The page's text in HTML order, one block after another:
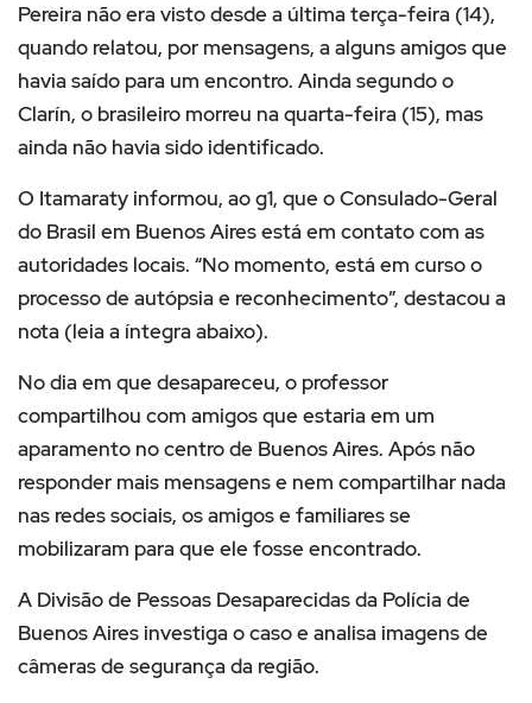
Pereira não era visto desde a última terça-feira (14),
quando relatou, por mensagens, a alguns amigos que
havia saído para um encontro. Ainda segundo o
Clarín, o brasileiro morreu na quarta-feira (15), mas
ainda não havia sido identificado.
O Itamaraty informou, ao g1, que o Consulado-Geral
do Brasil em Buenos Aires está em contato com as
autoridades locais. “No momento, está em curso o
processo de autópsia e reconhecimento”, destacou a
nota (leia a íntegra abaixo).
No dia em que desapareceu, o professor
compartilhou com amigos que estaria em um
aparamento no centro de Buenos Aires. Após não
responder mais mensagens e nem compartilhar nada
nas redes sociais, os amigos e familiares se
mobilizaram para que ele fosse encontrado.
A Divisão de Pessoas Desaparecidas da Polícia de
Buenos Aires investiga o caso e analisa imagens de
câmeras de segurança da região.